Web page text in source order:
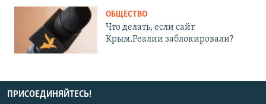
ОБЩЕСТВО
Что делать, если сайт
Крым.Реалии заблокировали?
ПРИСОЕДИНЯЙТЕСЬ!